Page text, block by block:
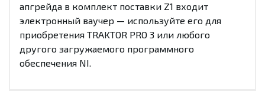
апгрейда в комплект поставки Z1 входит
электронный ваучер — используйте его для
приобретения TRAKTOR PRO 3 или любого
другого загружаемого программного
обеспечения NI.